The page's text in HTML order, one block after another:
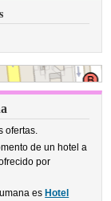
ofertas.
de un hotel a
por
es Hotel